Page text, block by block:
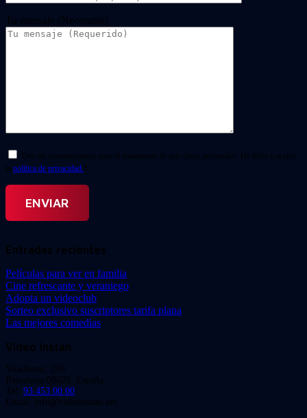
Tu mensaje (Necesario)
Doy mi consentimiento para el tratamiento de mis datos personales. He leído y acepto
la política de privacidad. *
Entradas recientes
Películas para ver en familia
Cine refrescante y veraniego
Adopta un videoclub
Sorteo exclusivo suscriptores tarifa plana
Las mejores comedias
Video Instan
Viladomat, 239
Barcelona 08029. España.
Tel: 93 453 00 00
Email: info@videoinstan.net